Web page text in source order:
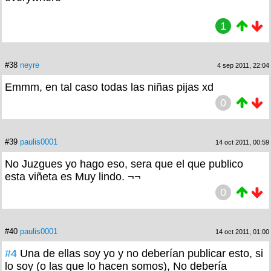
1
#38 neyre 4 sep 2011, 22:04
Emmm, en tal caso todas las niñas pijas xd
0
#39 paulis0001 14 oct 2011, 00:59
No Juzgues yo hago eso, sera que el que publico
esta viñeta es Muy lindo. ¬¬
0
#40 paulis0001 14 oct 2011, 01:00
#4 Una de ellas soy yo y no deberían publicar esto, si
lo soy (o las que lo hacen somos), No debería